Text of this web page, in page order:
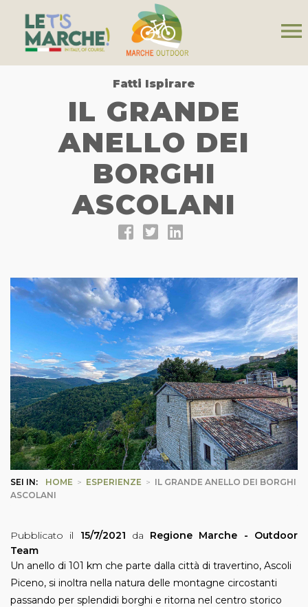
menu
Fatti Ispirare
IL GRANDE
ANELLO DEI
BORGHI
ASCOLANI
SEI IN: HOME > ESPERIENZE > IL GRANDE ANELLO DEI BORGHI
ASCOLANI
Pubblicato il 15/7/2021 da Regione Marche - Outdoor
Team
Un anello di 101 km che parte dalla città di travertino, Ascoli
Piceno, si inoltra nella natura delle montagne circostanti
passando per splendidi borghi e ritorna nel centro storico